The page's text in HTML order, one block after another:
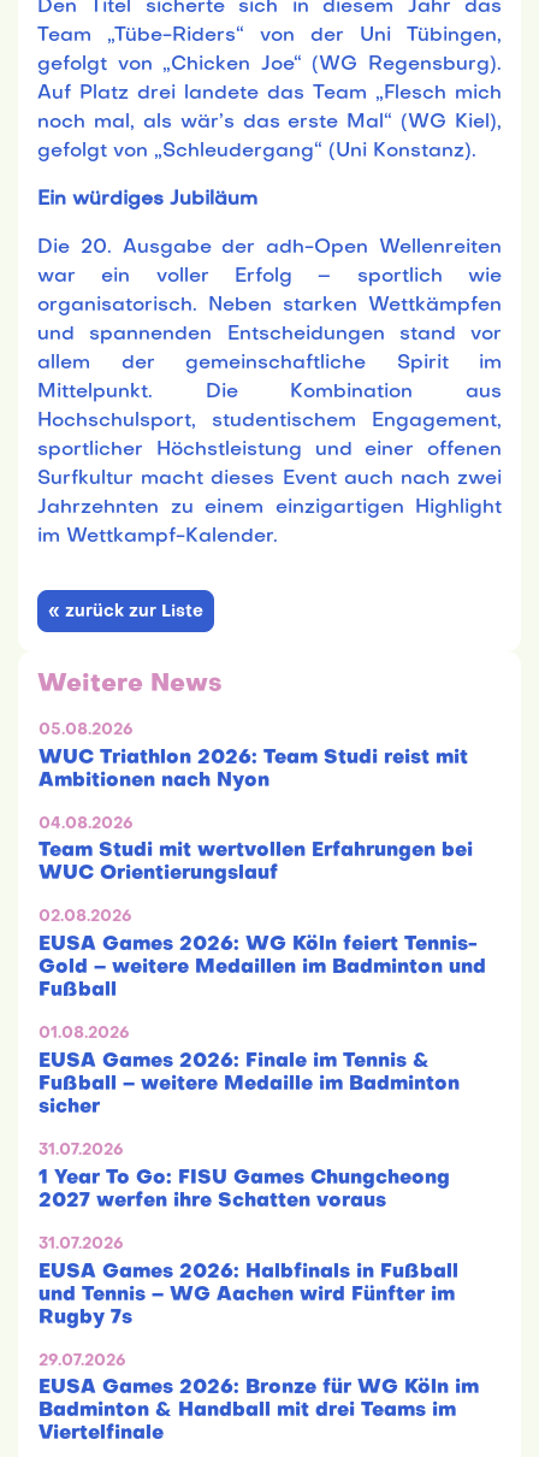
Den Titel sicherte sich in diesem Jahr das
Team „Tübe-Riders“ von der Uni Tübingen,
gefolgt von „Chicken Joe“ (WG Regensburg).
Auf Platz drei landete das Team „Flesch mich
noch mal, als wär’s das erste Mal“ (WG Kiel),
gefolgt von „Schleudergang“ (Uni Konstanz).
Ein würdiges Jubiläum
Die 20. Ausgabe der adh-Open Wellenreiten
war ein voller Erfolg – sportlich wie
organisatorisch. Neben starken Wettkämpfen
und spannenden Entscheidungen stand vor
allem der gemeinschaftliche Spirit im
Mittelpunkt. Die Kombination aus
Hochschulsport, studentischem Engagement,
sportlicher Höchstleistung und einer offenen
Surfkultur macht dieses Event auch nach zwei
Jahrzehnten zu einem einzigartigen Highlight
im Wettkampf-Kalender.
« zurück zur Liste
Weitere News
05.08.2026
WUC Triathlon 2026: Team Studi reist mit
Ambitionen nach Nyon
04.08.2026
Team Studi mit wertvollen Erfahrungen bei
WUC Orientierungslauf
02.08.2026
EUSA Games 2026: WG Köln feiert Tennis-
Gold – weitere Medaillen im Badminton und
Fußball
01.08.2026
EUSA Games 2026: Finale im Tennis &
Fußball – weitere Medaille im Badminton
sicher
31.07.2026
1 Year To Go: FISU Games Chungcheong
2027 werfen ihre Schatten voraus
31.07.2026
EUSA Games 2026: Halbfinals in Fußball
und Tennis – WG Aachen wird Fünfter im
Rugby 7s
29.07.2026
EUSA Games 2026: Bronze für WG Köln im
Badminton & Handball mit drei Teams im
Viertelfinale